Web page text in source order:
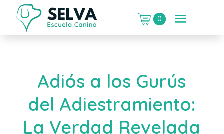
0
Adiós a los Gurús
del Adiestramiento:
La Verdad Revelada